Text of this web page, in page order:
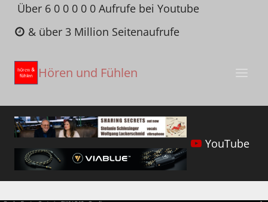
Zum
Inhalt
springen
Über 6 0 0 0 0 0 Aufrufe bei Youtube
& über 3 Million Seitenaufrufe
Hören und Fühlen
YouTube